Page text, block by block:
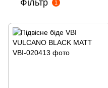
Фільтр 1